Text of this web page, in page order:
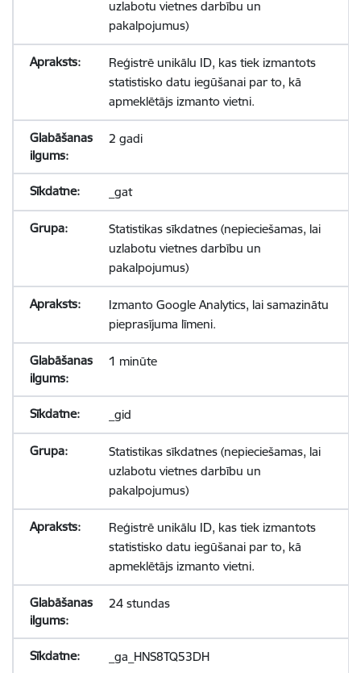
uzlabotu vietnes darbību un
pakalpojumus)
Reģistrē unikālu ID, kas tiek izmantots
statistisko datu iegūšanai par to, kā
apmeklētājs izmanto vietni.
2 gadi
_gat
Statistikas sīkdatnes (nepieciešamas, lai
uzlabotu vietnes darbību un
pakalpojumus)
Izmanto Google Analytics, lai samazinātu
pieprasījuma līmeni.
1 minūte
_gid
Statistikas sīkdatnes (nepieciešamas, lai
uzlabotu vietnes darbību un
pakalpojumus)
Reģistrē unikālu ID, kas tiek izmantots
statistisko datu iegūšanai par to, kā
apmeklētājs izmanto vietni.
24 stundas
_ga_HNS8TQ53DH